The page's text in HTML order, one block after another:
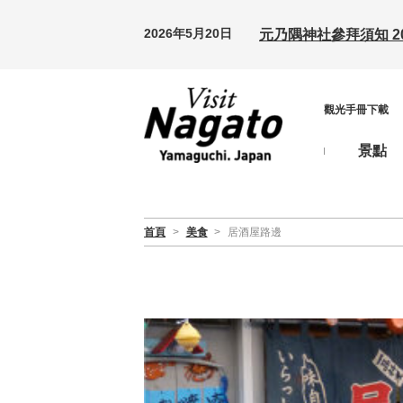
2026年5月20日 元乃隅神社參拜須知
觀光手冊下載
景點
首頁 > 美食 > 居酒屋路邊